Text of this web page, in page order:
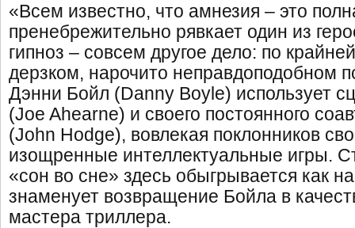
«Всем известно, что амнезия – это
пренебрежительно рявкает один из
гипноз – совсем другое дело: по
дерзком, нарочито неправдоподобном
Дэнни Бойл (Danny Boyle) использует
(Joe Ahearne) и своего постоянного
(John Hodge), вовлекая поклонников
изощренные интеллектуальные игры.
«сон во сне» здесь обыгрывается как
знаменует возвращение Бойла в
мастера триллера.